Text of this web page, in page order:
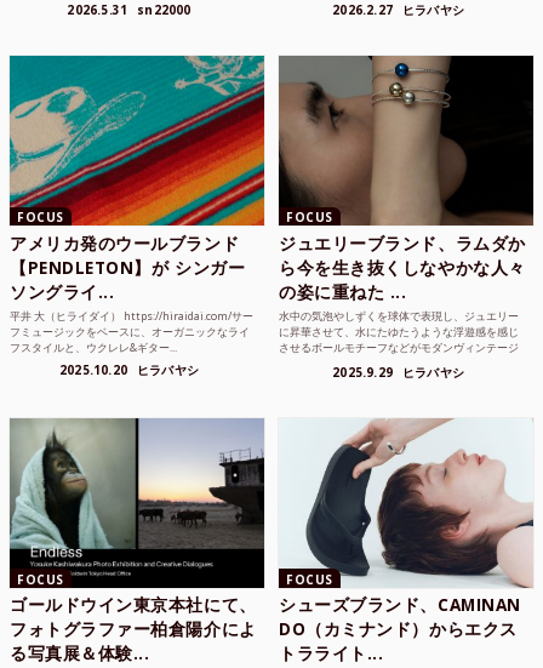
2026.5.31 sn22000 2026.2.27 ヒラバヤシ
FOCUS
アメリカ発のウールブランド
【PENDLETON】が シンガー
ソングライ...
平井 大（ヒライダイ） https://hiraidai.com/サー
フミュージックをベースに、オーガニックなライ
フスタイルと、ウクレレ&ギター...
2025.10.20 ヒラバヤシ
FOCUS
ジュエリーブランド、ラムダか
ら今を生き抜くしなやかな人々
の姿に重ねた ...
水中の気泡やしずくを球体で表現し、ジュエリー
に昇華させて、水にたゆたうような浮遊感を感じ
させるボールモチーフなどがモダンヴィンテージ
2025.9.29 ヒラバヤシ
FOCUS
ゴールドウイン東京本社にて、
フォトグラファー柏倉陽介によ
る写真展＆体験...
FOCUS
シューズブランド、CAMINAN
DO（カミナンド）からエクス
トラライト...